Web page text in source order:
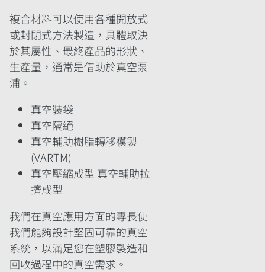
複合材料可以使用各種開放式
或封閉式方法製造，具體取決
於其屬性、最終產品的形狀、
生產量，通常是借助於真空泵
浦。
真空裝袋
真空隔絕
真空輔助樹脂轉移模製
(VARTM)
真空壓縮成型 真空輔助拉
擠成型
我們在真空應用方面的專長使
我們能夠設計堅固可靠的真空
系統，以滿足您在塑膠製造和
回收過程中的真空需求。